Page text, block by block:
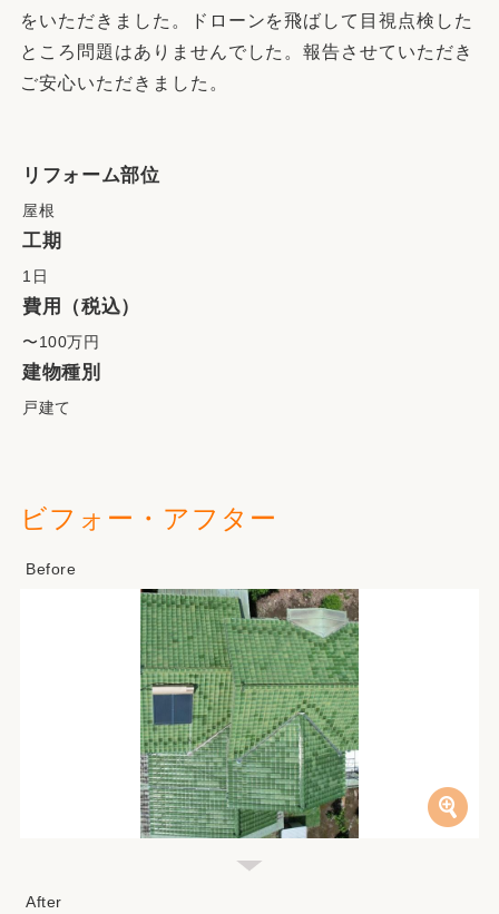
をいただきました。ドローンを飛ばして目視点検した
ところ問題はありませんでした。報告させていただき
ご安心いただきました。
リフォーム部位
屋根
工期
1日
費用（税込）
〜100万円
建物種別
戸建て
ビフォー・アフター